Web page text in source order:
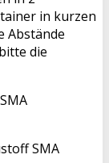
in kurzen
Abstände
die